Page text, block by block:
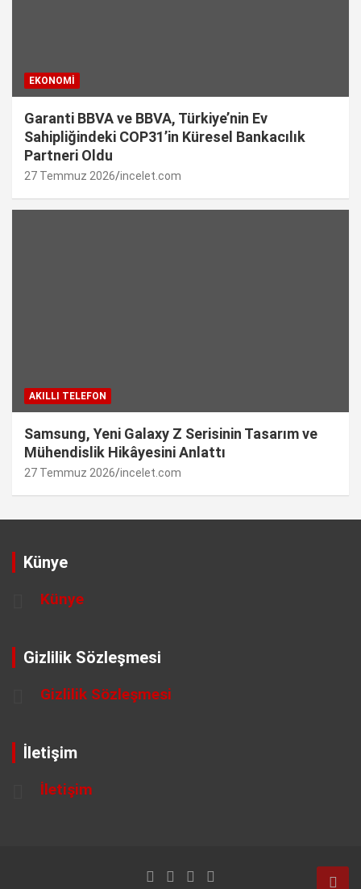
EKONOMI
Garanti BBVA ve BBVA, Türkiye’nin Ev
Sahipliğindeki COP31’in Küresel Bankacılık
Partneri Oldu
27 Temmuz 2026 incelet.com
AKILLI TELEFON
Samsung, Yeni Galaxy Z Serisinin Tasarım ve
Mühendislik Hikâyesini Anlattı
27 Temmuz 2026 incelet.com
Künye
Künye
Gizlilik Sözleşmesi
Gizlilik Sözleşmesi
İletişim
İletişim